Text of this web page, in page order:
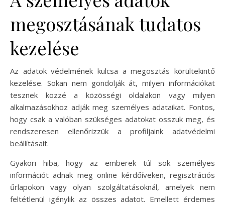
megosztásának tudatos
kezelése
Az adatok védelmének kulcsa a megosztás körültekintő
kezelése. Sokan nem gondolják át, milyen információkat
tesznek közzé a közösségi oldalakon vagy milyen
alkalmazásokhoz adják meg személyes adataikat. Fontos,
hogy csak a valóban szükséges adatokat osszuk meg, és
rendszeresen ellenőrizzük a profiljaink adatvédelmi
beállításait.
Gyakori hiba, hogy az emberek túl sok személyes
információt adnak meg online kérdőíveken, regisztrációs
űrlapokon vagy olyan szolgáltatásoknál, amelyek nem
feltétlenül igénylik az összes adatot. Emellett érdemes